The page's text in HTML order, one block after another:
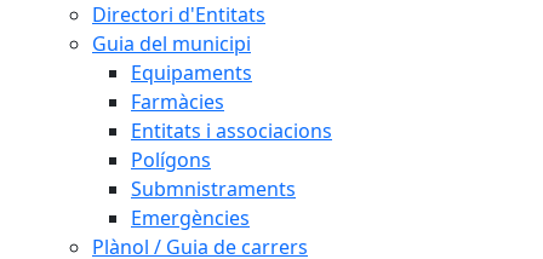
Directori d'Entitats
Guia del municipi
Equipaments
Farmàcies
Entitats i associacions
Polígons
Submnistraments
Emergències
Plànol / Guia de carrers